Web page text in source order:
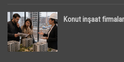
Konut inşaat